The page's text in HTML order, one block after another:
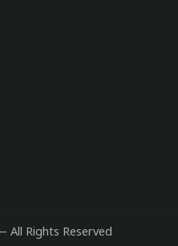
Rights Reserved